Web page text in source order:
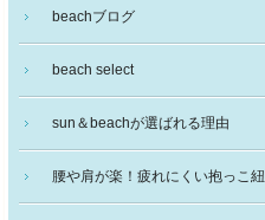
beachブログ
beach select
sun＆beachが選ばれる理由
腰や肩が楽！疲れにくい抱っこ紐